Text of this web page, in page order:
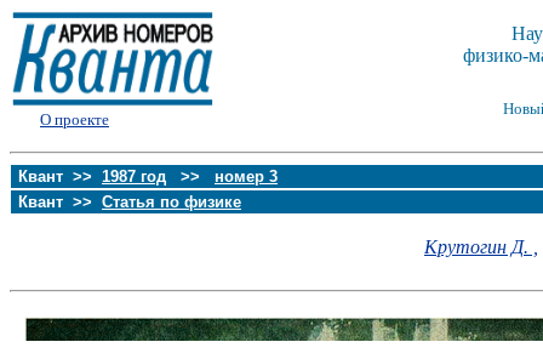
О проекте
физико-
Квант >> 1987 год >> номер 3
Квант >> Статья по физике
Крутогин Д. ,